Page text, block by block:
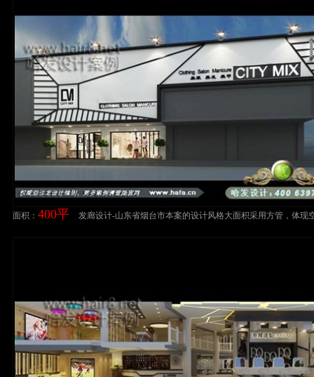
面积： 400平
发廊设计-山东省烟台市本案的设计风格大面积采用方管，体现